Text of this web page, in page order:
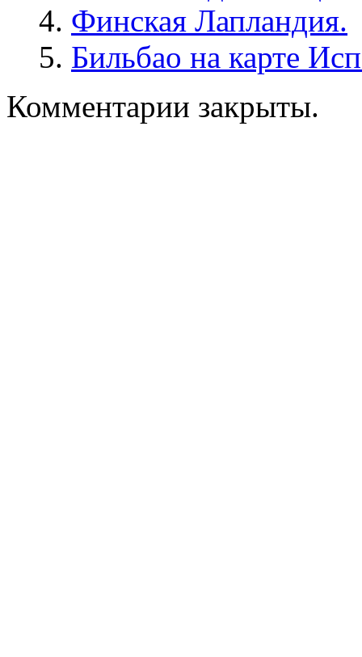
Финская Лапландия.
Бильбао на карте
Комментарии закрыты.